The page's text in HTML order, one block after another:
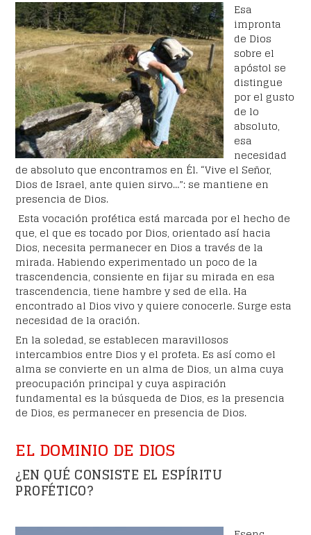
Esa
impronta
de Dios
sobre el
apóstol se
distingue
por el gusto
de lo
absoluto,
esa
necesidad
de absoluto que encontramos en Él. “Vive el Señor,
Dios de Israel, ante quien sirvo…”: se mantiene en
presencia de Dios.
Esta vocación profética está marcada por el hecho de
que, el que es tocado por Dios, orientado así hacia
Dios, necesita permanecer en Dios a través de la
mirada. Habiendo experimentado un poco de la
trascendencia, consiente en fijar su mirada en esa
trascendencia, tiene hambre y sed de ella. Ha
encontrado al Dios vivo y quiere conocerle. Surge esta
necesidad de la oración.
En la soledad, se establecen maravillosos
intercambios entre Dios y el profeta. Es así como el
alma se convierte en un alma de Dios, un alma cuya
preocupación principal y cuya aspiración
fundamental es la búsqueda de Dios, es la presencia
de Dios, es permanecer en presencia de Dios.
EL DOMINIO DE DIOS
¿EN QUÉ CONSISTE EL ESPÍRITU
PROFÉTICO?